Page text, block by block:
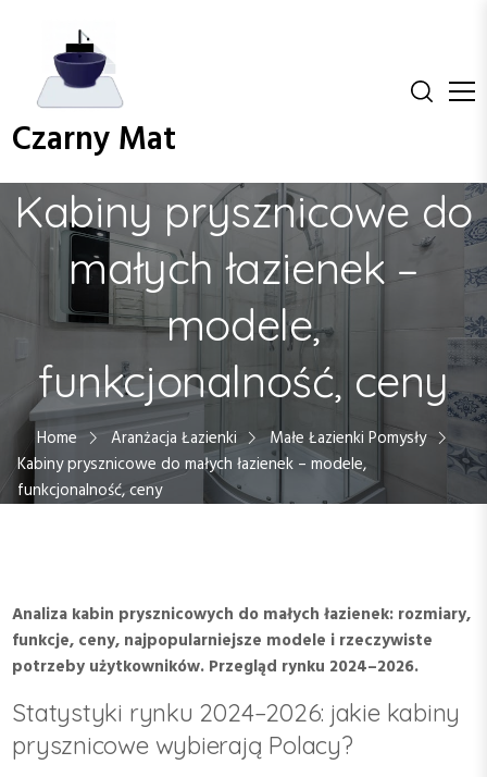
Czarny Mat
Kabiny prysznicowe do
małych łazienek –
modele,
funkcjonalność, ceny
Home Aranżacja Łazienki
Małe Łazienki Pomysły
Kabiny prysznicowe do małych łazienek – modele,
funkcjonalność, ceny
Analiza kabin prysznicowych do małych łazienek: rozmiary,
funkcje, ceny, najpopularniejsze modele i rzeczywiste
potrzeby użytkowników. Przegląd rynku 2024–2026.
Statystyki rynku 2024–2026: jakie kabiny
prysznicowe wybierają Polacy?